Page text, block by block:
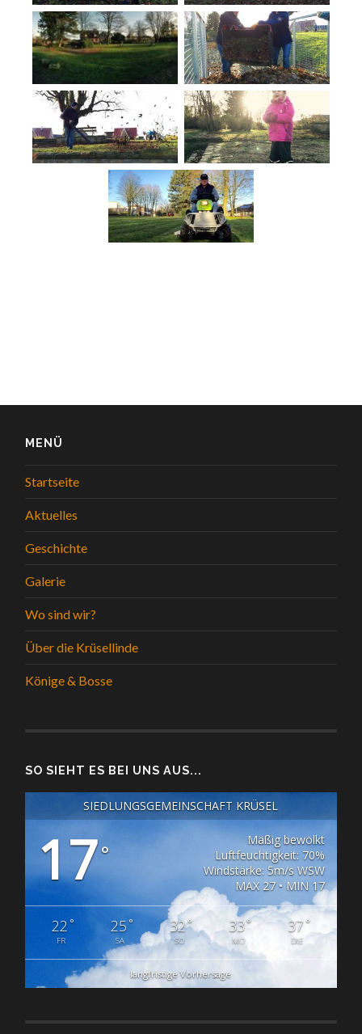
MENÜ
Startseite
Aktuelles
Geschichte
Galerie
Wo sind wir?
Über die Krüsellinde
Könige & Bosse
SO SIEHT ES BEI UNS AUS...
SIEDLUNGSGEMEINSCHAFT KRÜSEL
17°
Mäßig bewölkt
Luftfeuchtigkeit: 70%
Windstärke: 5m/s WSW
MAX 27 • MIN 17
22 °
FR
25°
SA
32°
SO
33°
MO
37°
DIE
langfristige Vorhersage